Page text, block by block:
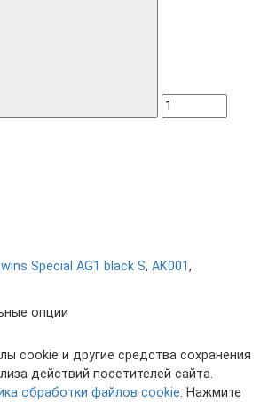
Special AG1 black S, AK001,
опции
cookie и другие средства сохранения
действий посетителей сайта.
обработки файлов cookie. Нажмите